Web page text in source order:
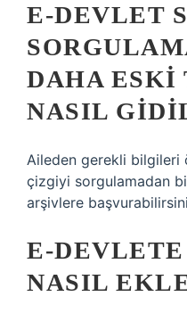
E-DEVLET
DAHA ESKI
NASIL
Aileden gerekli bilgileri
çizgiyi sorgulamadan
arşivlere
E-
NASIL